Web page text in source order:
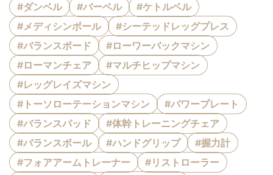
#ダンベル
#バーベル
#ケトルベル
#メディシンボール
#シーテッドレッグプレス
#バランスボード
#ローワーバックマシン
#ローマンチェア
#マルチヒップマシン
#レッグレイズマシン
#トーソローテーションマシン
#パワープレート
#バランスパッド
#体幹トレーニングチェア
#バランスボール
#ハンドグリップ
#握力計
#フォアアームトレーナー
#リストローラー